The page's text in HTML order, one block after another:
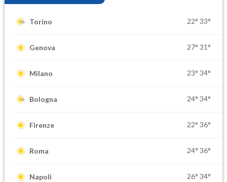
Torino 22° 33°
Genova 27° 31°
Milano 23° 34°
Bologna 24° 34°
Firenze 22° 36°
Roma 24° 36°
Napoli 26° 34°